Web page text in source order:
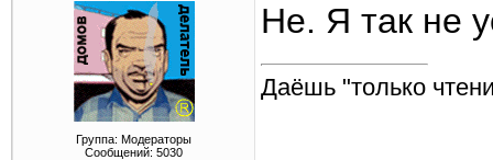
Группа: Модераторы
Сообщений: 5030
Не. Я так не
Даёшь "только